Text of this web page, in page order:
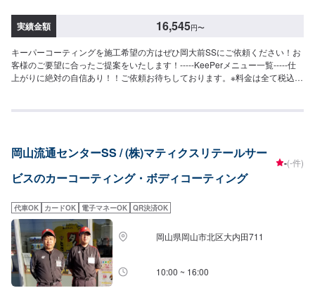
れがつきにくい施工です。ノーメンテで3年耐久！（メンテありで5年耐久）
⚪︎施工価格（車サイズ）72,200円（SSサイズ）79,900円（Sサイズ）87,600
サイズ）※1ヶ月無料点検洗車のサービスがございます。詳細は来店時スタッ
フまでお尋ねください。＜＜コーティングオプション＞＞◉鉄粉取り（軽度の
場合）ザラついた鉄粉を取り除きます。⚪︎施工価格（車サイズ）2,750円
4,180円（LLサイズ）4,730円（XLサイズ）◉ピッチ除去（作業時間：15
能）＜＜サイドメニュー＞＞◉樹脂フェンダーキーパー（作業時間：50分〜）
無塗装樹脂パーツをコートし色あせを防ぎ汚れから守ります。12,200円車種
によって値段が変わります。◉ホイールクリーニング（作業時間：10分〜）
2,200円◉ホイールコーティング分厚いガラス被膜でホイールをしっかり守り
（〜15インチ）11,800円（16〜19インチ）13,900円（20インチ〜）【ダブ
ル】（作業時間：2時間〜）分厚い2層のガラス被膜15,500円（〜15インチ）
17,600円（16〜19インチ）20,900円（20インチ〜）※作業時間は効果時間も
含みます。◉エンジンルームクリーン&プロテクト（作業時間：30分〜）エン
ジンルームにこびりついた汚れをきれいにして専用のコーティングで守りま
す。5,340円（全車種）
実績金額 16,545円〜
キーパーコーティングを施工希望の方はぜひ岡大前SSにご依頼ください！お
客様のご要望に合ったご提案をいたします！-----KeePerメニュー一覧-----仕
上がりに絶対の自信あり！！ご依頼お待ちしております。※料金は全て税込
29,800円XL：34,500円※軽研磨は別途料金【フレッシュキーパー】（施工時
途料金【ダイヤモンドキーパー】（施工時間：6〜8時間、耐久：3年(1年に1
度のメンテナンスで5年)）強い撥水力があり、新車時を凌駕するツヤと濃厚
な発色が得られますSS：52,300円S：57,800円M：63,400円L：67,600円
す）New!!【ダイヤⅡキーパー】（施工時間：6〜8時間、耐久：3年(2年に1
度のメンテナンスで6年)）ダイヤモンドキーパーの2倍の艶と自浄性能を併せ
持ちながらも、金額はWダイヤよりお得。コスパ重視の方にお勧めしたい、
最新ハイエンドコーティングです。SS：63,300円S：68,800円M：74,400円
L：78,600円LL：85,400円XL：106,200円※鏡面研磨は別途料金(軽研磨は施
工料金に含みます）【Wダイヤモンドキーパー】（施工時間：6〜12時間、耐
久：3年(1年に1度のメンテナンスで5年)）ガラス被膜を2回重ね塗りして、ダ
岡山流通センターSS / (株)マティクスリテールサー
ビスのカーコーティング・ボディコーティング
-(-件)
代車OK カードOK 電子マネーOK QR決済OK
岡山県岡山市北区大内田711
10:00 ~ 16:00